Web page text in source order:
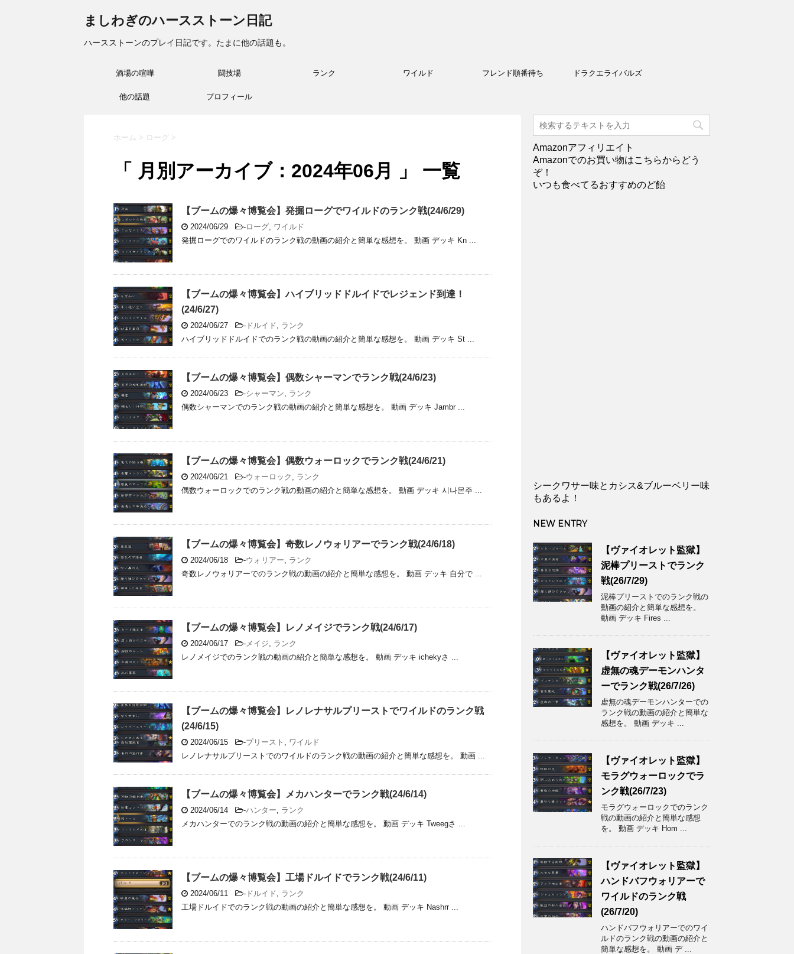
ましわぎのハースストーン日記
ハースストーンのプレイ日記です。たまに他の話題も。
酒場の喧嘩 闘技場 ランク ワイルド フレンド順番待ち ドラクエライバルズ
他の話題 プロフィール
ホーム > ローグ >
「 月別アーカイブ：2024年06月 」 一覧
【ブームの爆々博覧会】発掘ローグでワイルドのランク戦(24/6/29)
2024/06/29 -ローグ ワイルド
発掘ローグでのワイルドのランク戦の動画の紹介と簡単な感想を。 動画 デッキ Kn ...
【ブームの爆々博覧会】ハイブリッドドルイドでレジェンド到達！
(24/6/27)
2024/06/27 - ドルイド
ランク
ハイブリッドドルイドでのランク戦の動画の紹介と簡単な感想を。 動画 デッキ St ...
【ブームの爆々博覧会】偶数シャーマンでランク戦(24/6/23)
2024/06/23 -シャーマン
ランク
偶数シャーマンでのランク戦の動画の紹介と簡単な感想を。 動画 デッキ Jambr ...
【ブームの爆々博覧会】偶数ウォーロックでランク戦(24/6/21)
2024/06/21 -ウォーロック
ランク
偶数ウォーロックでのランク戦の動画の紹介と簡単な感想を。 動画 デッキ 시나몬주 ...
【ブームの爆々博覧会】奇数レノウォリアーでランク戦(24/6/18)
2024/06/18 -ウォリアー
ランク
奇数レノウォリアーでのランク戦の動画の紹介と簡単な感想を。 動画 デッキ 自分で ...
【ブームの爆々博覧会】レノメイジでランク戦(24/6/17)
2024/06/17 - メイジ
ランク
レノメイジでのランク戦の動画の紹介と簡単な感想を。 動画 デッキ ichekyさ ...
【ブームの爆々博覧会】レノレナサルプリーストでワイルドのランク戦
(24/6/15)
2024/06/15 -プリースト
ワイルド
レノレナサルプリーストでのワイルドのランク戦の動画の紹介と簡単な感想を。 動画 ...
【ブームの爆々博覧会】メカハンターでランク戦(24/6/14)
2024/06/14 -ハンター
ランク
メカハンターでのランク戦の動画の紹介と簡単な感想を。 動画 デッキ Tweegさ ...
【ブームの爆々博覧会】工場ドルイドでランク戦(24/6/11)
2024/06/11 - ドルイド
ランク
工場ドルイドでのランク戦の動画の紹介と簡単な感想を。 動画 デッキ Nashrr ...
Amazonアフィリエイト
Amazonでのお買い物はこちらからどう
ぞ！
いつも食べてるおすすめのど飴
シークワサー味とカシス&ブルーベリー味
もあるよ！
NEW ENTRY
【ヴァイオレット監獄】
泥棒プリーストでランク
戦(26/7/29)
泥棒プリーストでのランク戦の
動画の紹介と簡単な感想を。
動画 デッキ Fires ...
【ヴァイオレット監獄】
虚無の魂デーモンハンタ
ーでランク戦(26/7/26)
虚無の魂デーモンハンターでの
ランク戦の動画の紹介と簡単な
感想を。 動画 デッキ ...
【ヴァイオレット監獄】
モラグウォーロックでラ
ンク戦(26/7/23)
モラグウォーロックでのランク
戦の動画の紹介と簡単な感想
を。 動画 デッキ Hom ...
【ヴァイオレット監獄】
ハンドバフウォリアーで
ワイルドのランク戦
(26/7/20)
ハンドバフウォリアーでのワイ
ルドのランク戦の動画の紹介と
簡単な感想を。 動画 デ ...